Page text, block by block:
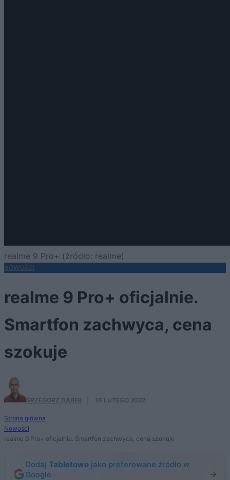
realme 9 Pro+ (źródło: realme)
NOWOŚCI
realme 9 Pro+ oficjalnie.
Smartfon zachwyca, cena
szokuje
GRZEGORZ DĄBEK 16 LUTEGO 2022
Strona główna
Nowości
realme 9 Pro+ oficjalnie. Smartfon zachwyca, cena szokuje
Dodaj Tabletowo jako preferowane źródło w
Google